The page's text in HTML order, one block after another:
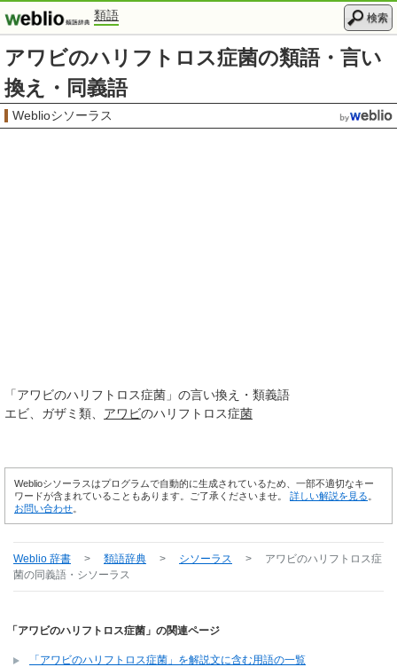
類語 検索
アワビのハリフトロス症菌の類語・言い
換え・同義語
Weblioシソーラス
「アワビのハリフトロス症菌 」の言い換え・類義語
エビ
ガザミ類 アワビのハリフトロス症菌
Weblioシソーラスはプログラムで自動的に生成されているため、一部不適切なキー
ワードが含まれていることもあります。ご了承くださいませ。 詳しい解説を見る
お問い合わせ
Weblio 辞書 > 類語辞典 > シソーラス >
アワビのハリフトロス症
菌の同義語・シソーラス
「アワビのハリフトロス症菌」の関連ページ
「アワビのハリフトロス症菌」を解説文に含む用語の一覧